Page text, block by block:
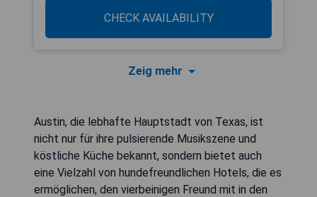
CHECK AVAILABILITY
Zeig mehr
Austin, die lebhafte Hauptstadt von Texas, ist
nicht nur für ihre pulsierende Musikszene und
köstliche Küche bekannt, sondern bietet auch
eine Vielzahl von hundefreundlichen Hotels, die es
ermöglichen, den vierbeinigen Freund mit in den